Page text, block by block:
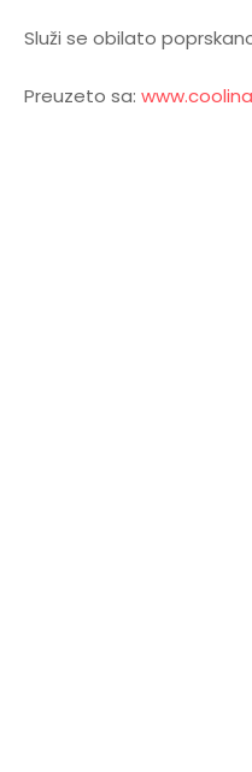
Služi se obilato
Preuzeto sa: